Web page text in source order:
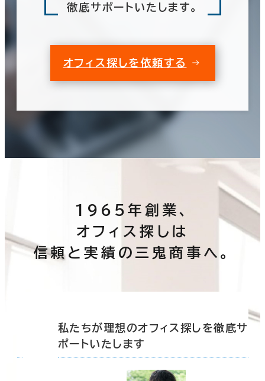
徹底サポートいたします。
オフィス探しを依頼する
1965年創業、
オフィス探しは
信頼と実績の三鬼商事へ。
私たちが理想のオフィス探しを徹底サ
ポートいたします